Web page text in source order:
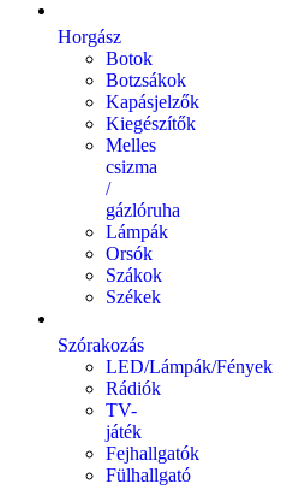
Horgász
Botok
Botzsákok
Kapásjelzők
Kiegészítők
Melles
csizma
/
gázlóruha
Lámpák
Orsók
Szákok
Székek
Szórakozás
LED/Lámpák/Fények
Rádiók
TV-
játék
Fejhallgatók
Fülhallgató